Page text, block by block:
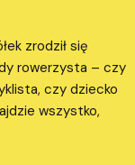
zrodził się
rowerzysta – czy
czy dziecko
wszystko,